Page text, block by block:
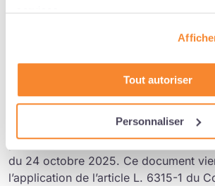
services.
Tout autoriser
Personnaliser
La To-Do-List
Entretien de parcours
Travail publie un questions / réponses
Le ministère du Travail a mis en ligne un
consacré à
professionnel, à la suite de l’entrée
du 24 octobre 2025. Ce document
l’application de l’article L. 6315-1 du